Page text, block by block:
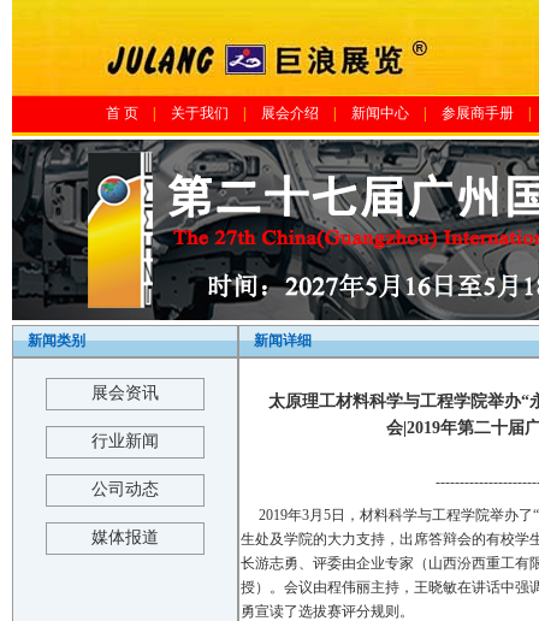
首 页 关于我们 展会介绍 新闻中心 参展商手册|
新闻类别
展会资讯
行业新闻
公司动态
媒体报道
新闻详细
太原理工材料科学与工程学院举办“
会|2019年第二十届
2019年3月5日，材料科学与工程学院举办
生处及学院的大力支持，出席答辩会的有校学
长游志勇、评委由企业专家（山西汾西重工有
授）。会议由程伟丽主持，王晓敏在讲话中强
勇宣读了选拔赛评分规则。